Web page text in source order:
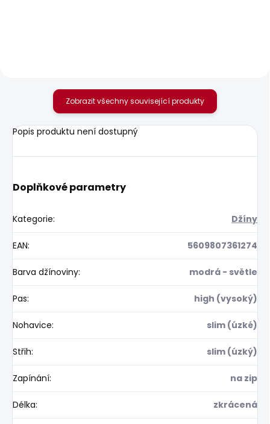
Zobrazit všechny související produkty
Popis produktu není dostupný
Doplňkové parametry
Kategorie: Džíny
EAN: 5609807361274
Barva džínoviny: modrá - světle
Pas: high (vysoký)
Nohavice: slim (úzké)
Střih: slim (úzký)
Zapínání: na zip
Délka: zkrácená